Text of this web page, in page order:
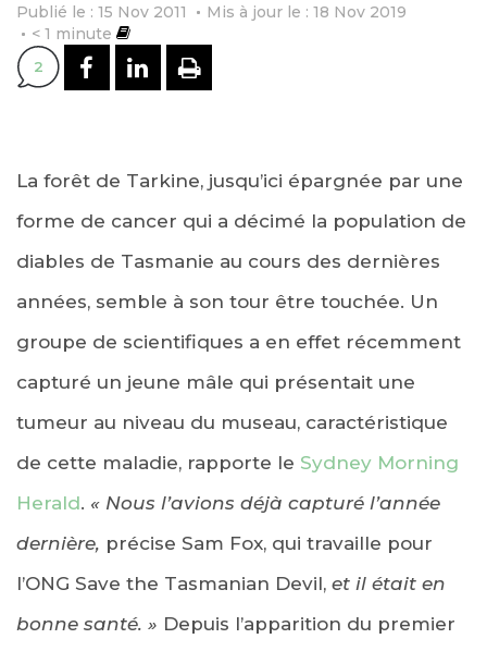
Publié le : 15 Nov 2011
Mis à jour le : 18 Nov 2019
< 1 minute
2 PARTAGER SUR FACEBOOK
PARTAGER SUR
IMPRIMER
La forêt de Tarkine, jusqu’ici épargnée par une
forme de cancer qui a décimé la population de
diables de Tasmanie au cours des dernières
années, semble à son tour être touchée. Un
groupe de scientifiques a en effet récemment
capturé un jeune mâle qui présentait une
tumeur au niveau du museau, caractéristique
de cette maladie, rapporte le Sydney Morning
Herald. « Nous l’avions déjà capturé l’année
dernière, précise Sam Fox, qui travaille pour
l’ONG Save the Tasmanian Devil, et il était en
bonne santé. » Depuis l’apparition du premier